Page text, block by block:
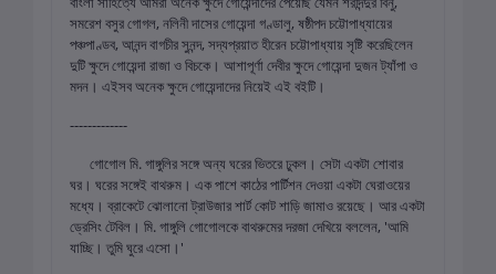
সমরেশ বসুর গোগল, নলিনী দাসের গোয়েন্দা গণ্ডালু, ষষ্ঠীপদ চট্টোপাধ্যায়ের
পঞ্চপাণ্ডব, আনন্দ বাগচীর সুনন্দ, সদ্যপ্রয়াত হীরেন চট্টোপাধ্যায় সৃষ্টি করেছিলেন
দুটি ক্ষুদে গোয়েন্দা রাজা ও বিচকে। আশাপূর্ণা দেবীর ক্ষুদে গোয়েন্দা দুজন ট্যাঁপা ও
মদন। এইসব অনেক ক্ষুদে গোয়েন্দাদের নিয়েই এই বইটি।
-------------
গোগোল মি. গাঙ্গুলির সঙ্গে অন্য ঘরের ভিতরে ঢুকল। সেটা একটা শোবার
ঘর। ঘরের সঙ্গেই বাথরুম। এক পাশে কাঠের পার্টিশন দেওয়া একটা ঘেরাওয়ের
মধ্যে। ব্রাকেটে ঝোলানো ট্রাউজার শার্ট কোট শাড়ি জামাও রয়েছে। আর একটা
ড্রেসিং টেবিল। মি. গাঙ্গুলি গোগোলকে বাথরুমের দরজা দেখিয়ে বললেন, 'আমি
যাচ্ছি। তুমি ঘুরে এসো।'